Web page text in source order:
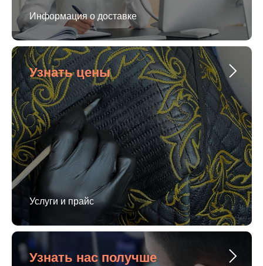
Информация о доставке
Узнать цены
Услуги и прайс
Узнать нас получше